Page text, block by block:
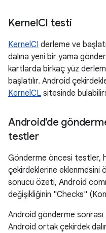
KernelCI testi
KernelCI derleme ve
dalına yeni bir yama
kartlarda birkaç yüz
başlatılır. Android
KernelCL sitesinde
Android'de
testler
Gönderme öncesi testler,
çekirdeklerine eklenmesini
sonucu özeti, Android
değişikliğinin "Checks"
Android gönderme
Android ortak çekirdek